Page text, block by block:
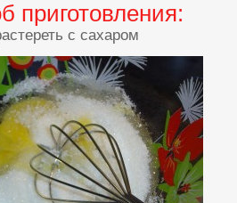
приготовления:
с сахаром